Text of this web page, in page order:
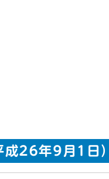
26年9月1日）